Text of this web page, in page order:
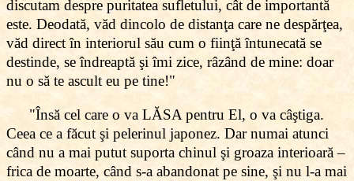
discutam despre puritatea sufletului, cât de importantă
este. Deodată, văd dincolo de distanţa care ne despărţea,
văd direct în interiorul său cum o fiinţă întunecată se
destinde, se îndreaptă şi îmi zice, râzând de mine: doar
nu o să te ascult eu pe tine!"
"Însă cel care o va LĂSA pentru El, o va câştiga.
Ceea ce a făcut şi pelerinul japonez. Dar numai atunci
când nu a mai putut suporta chinul şi groaza interioară –
frica de moarte, când s-a abandonat pe sine, şi nu l-a mai